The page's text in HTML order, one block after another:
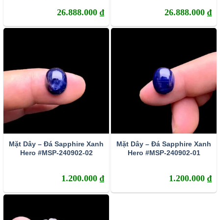
tên thân mật khác làđá Lam Ngọc
. Chúng được
hình thành dưới điều kiện áp suất và nhiệt độ cao
tinh, do hàm lượng các tạp chất khác nhau nên đá
Sapphire sở hữu rất nhiều sắc màu. Corundum
màu đỏ thì con người vẫn quen gọi chúng là Ruby
(hồng ngọc) còn các corundum màu khác thì được
gọi chung là Sapphire.
26.888.000 ₫ 26.888.000 ₫
Mặt Dây – Đá Sapphire Xanh
Hero #MSP-240902-02
1.200.000 ₫
Mặt Dây – Đá Sapphire Xanh
Hero #MSP-240902-01
1.200.000 ₫